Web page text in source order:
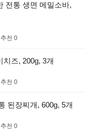
전통 생면 메밀소바,
추천 0
치즈, 200g, 3개
추천 0
된장찌개, 600g, 5개
추천 0